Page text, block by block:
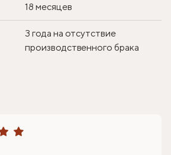
18 месяцев
3 года на отсутствие
производственного брака